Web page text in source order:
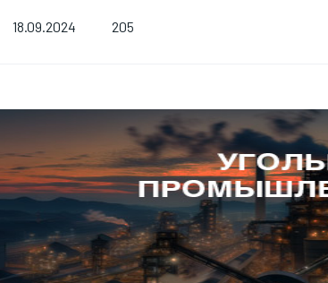
18.09.2024 205